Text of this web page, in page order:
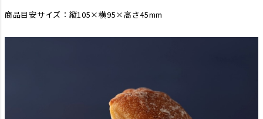
商品目安サイズ：縦105×横95×高さ45mm